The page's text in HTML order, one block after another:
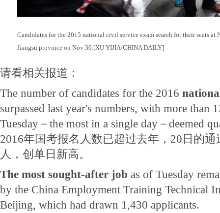
Candidates for the 2015 national civil service exam search for their seats
Jiangsu province on Nov 30.[XU YIJIA/CHINA DAILY]
请看相关报道：
The number of candidates for the 2016
surpassed last year's numbers, with more than
Tuesday－the most in a single day－deemed
2016年国考报名人数已超过去年，20日的
人，创单日新高。
The most sought-after job as of Tuesday
by the China Employment Training Technical
Beijing, which had drawn 1,430 applicants.